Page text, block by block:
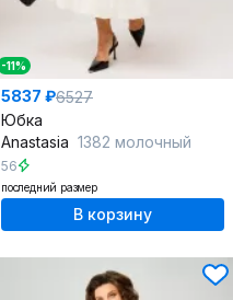
-11%
5837 ₽6527
Юбка
Anastasia 1382 молочный
56
последний размер
В корзину